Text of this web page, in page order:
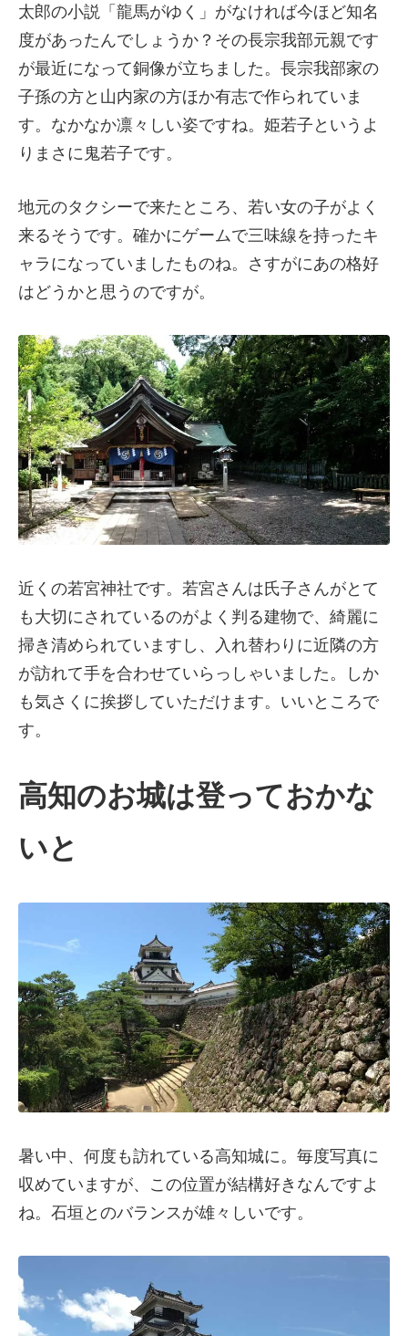
太郎の小説「龍馬がゆく」がなければ今ほど知名
度があったんでしょうか？その長宗我部元親です
が最近になって銅像が立ちました。長宗我部家の
子孫の方と山内家の方ほか有志で作られていま
す。なかなか凛々しい姿ですね。姫若子というよ
りまさに鬼若子です。
地元のタクシーで来たところ、若い女の子がよく
来るそうです。確かにゲームで三味線を持ったキ
ャラになっていましたものね。さすがにあの格好
はどうかと思うのですが。
近くの若宮神社です。若宮さんは氏子さんがとて
も大切にされているのがよく判る建物で、綺麗に
掃き清められていますし、入れ替わりに近隣の方
が訪れて手を合わせていらっしゃいました。しか
も気さくに挨拶していただけます。いいところで
す。
高知のお城は登っておかな
いと
暑い中、何度も訪れている高知城に。毎度写真に
収めていますが、この位置が結構好きなんですよ
ね。石垣とのバランスが雄々しいです。